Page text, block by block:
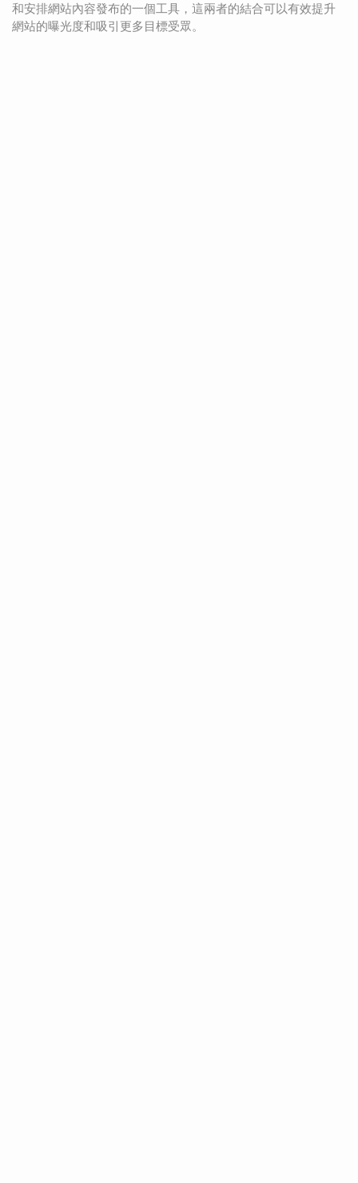
和安排網站內容發布的一個工具，這兩者的結合可以有效提升
網站的曝光度和吸引更多目標受眾。